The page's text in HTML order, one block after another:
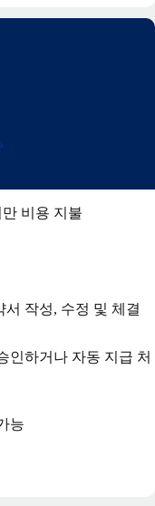
비용 지불
작성, 수정 및 체결
인하거나 자동 지급 처
능